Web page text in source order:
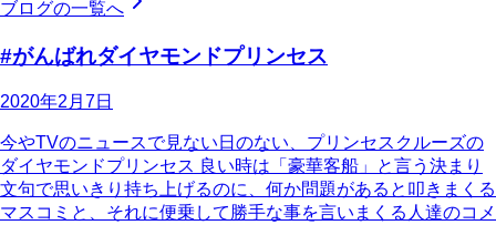
ブログの一覧へ
#がんばれダイヤモンドプリンセス
2020年2月7日
今やTVのニュースで見ない日のない、プリンセスクルーズの
ダイヤモンドプリンセス 良い時は「豪華客船」と言う決まり
文句で思いきり持ち上げるのに、何か問題があると叩きまくる
マスコミと、それに便乗して勝手な事を言いまくる人達のコメ